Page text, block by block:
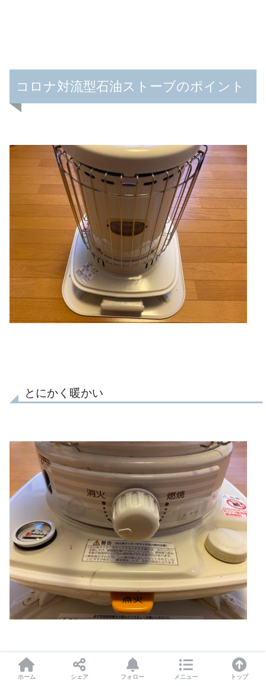
コロナ対流型石油ストーブのポイント
とにかく暖かい
とにかく暖かいです。
ホーム シェア フォロー メニュー トップ